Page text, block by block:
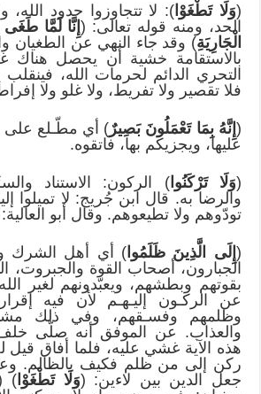
(وَلَا تَطْغَوْا ): لا تتجاوزوا حدود الله،
الحد، ومنه قوله تعالى: (إِنَّا لَمَّا
الْجَارِيَةِ) وقد جاء النهي عن الطغيان
بالاستقامة خشية أن يحصل هناك
التحري الدائم لحرمات الله،
فلا تقصير ولا تفريط، ولا غلو ولا
( إِنَّهُ بِمَا تَعْمَلُونَ بَصِيرٌ ) أي مطّـلع على
عليها، ويجزيكم بها، فاتقوه.
(وَلَا تَرْكَنُوا) الركون: الاستناد
والرضا به. قال ابن جُريج: لا تميلوا
تودّوهم ولا تطيعوهم. وقال أبو
( إِلَى الَّذِينَ ظَلَمُوا ) أي أهل الشرك
الجبارون، أصحاب القوة والجبروت،
بقوتهم وبطشهم، ويعبّدونهم لغير
عن الركـون إليـهـم لأن فيه
وظلمهم وفسـقهم، وفي ذلك
والعذاب. عن الموفق أنه صلّى خلف
هذه الآية غشي عليه، فلما أفاق قيل
ركن إلى من ظلم فكيف بالظالم.
جعل الدين بين لاءين: (وَلَا تَطْغَوْا(